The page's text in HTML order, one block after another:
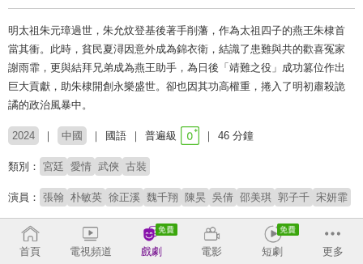
明太祖朱元璋過世，朱允炆登基後著手削藩，作為太祖四子的燕王朱棣首
當其衝。此時，貧民夏潯因意外成為錦衣衛，結識了患難與共的歡喜冤家
謝雨霏，更與結拜兄弟成為燕王助手，為日後「靖難之役」成功篡位作出
巨大貢獻，助朱棣開創永樂盛世。卻也因其功高權重，捲入了明初肅殺詭
譎的政治風暴中。
2024 中國 國語 普遍級 46 分鐘
類別： 宮廷 愛情 武俠 古裝
演員： 張翰 朴敏英 徐正溪 魏千翔 陳昊 吳倩 邵美琪 郭子千 宋妍霏
收回
首頁
電視頻道 戲劇 電影 短劇 更多